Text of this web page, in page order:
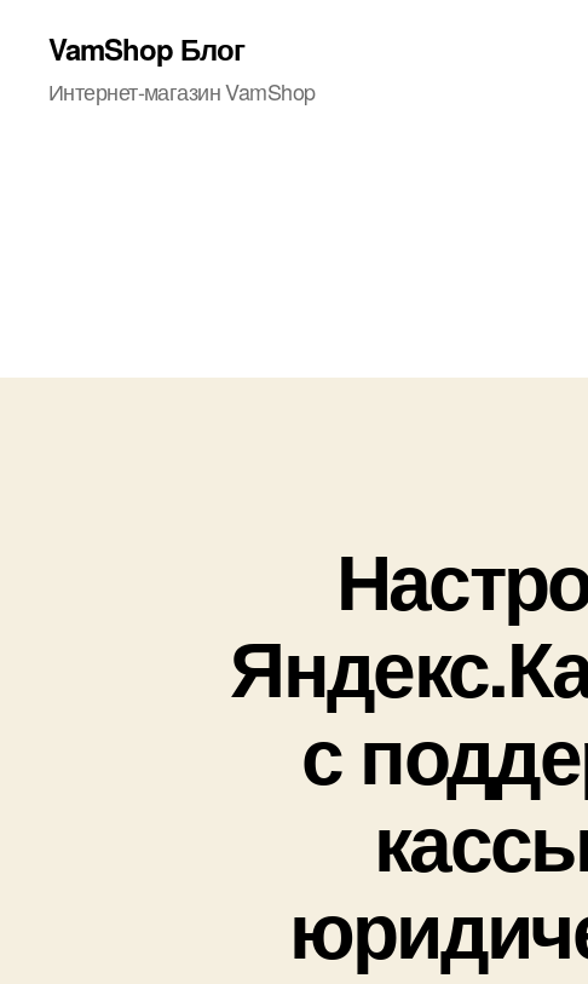
VamShop Блог
Интернет-магазин VamShop
с